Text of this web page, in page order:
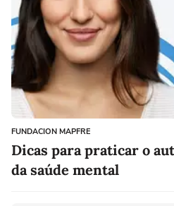
FUNDACION MAPFRE
Dicas para praticar o
da saúde mental